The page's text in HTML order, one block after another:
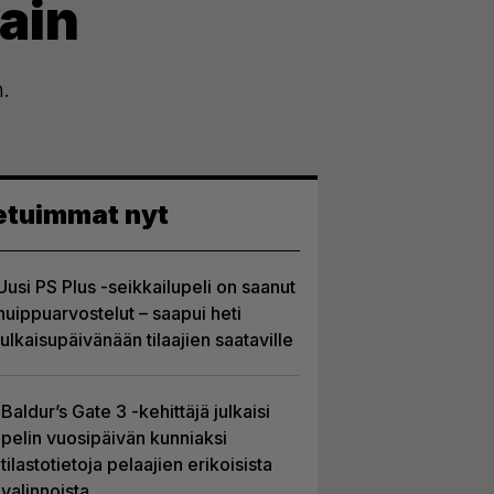
nyt
PS Plus -seikkailupeli on saanut
– saapui heti
tilaajien saataville
Baldur’s Gate 3 -kehittäjä julkaisi
pelin vuosipäivän kunniaksi
tilastotietoja pelaajien erikoisista